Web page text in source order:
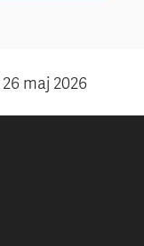
26 maj 2026